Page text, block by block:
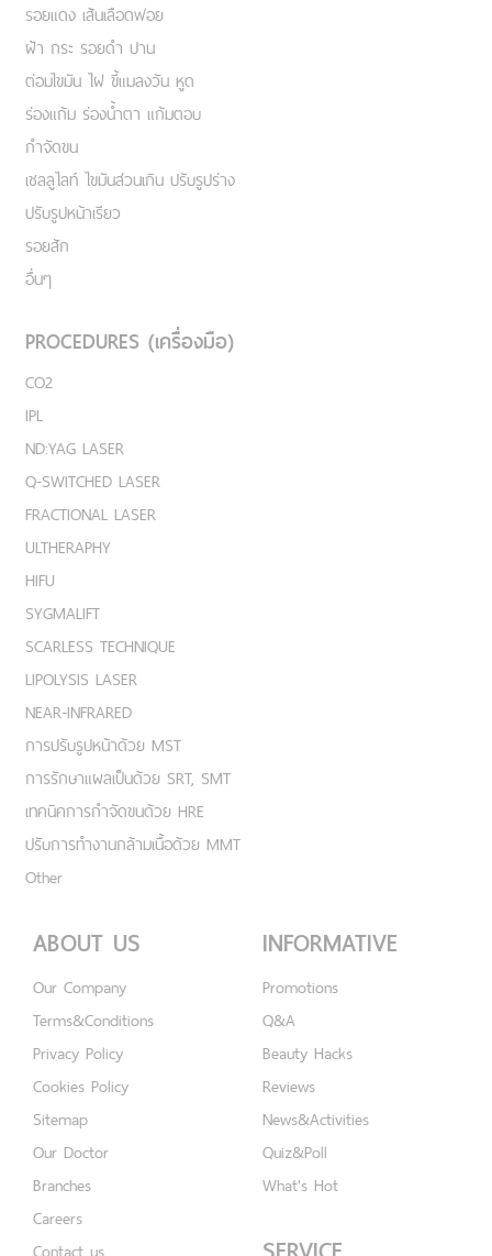
รอยแดง เส้นเลือดฟอย
ฝ้า กระ รอยดำ ปาน
ต่อมไขมัน ไฝ ขี้แมลงวัน หูด
ร่องแก้ม ร่องน้ำตา แก้มตอบ
กำจัดขน
เชลลูไลท์ ไขมันส่วนเกิน ปรับรูปร่าง
ปรับรูปหน้าเรียว
รอยสัก
อื่นๆ
PROCEDURES (เครื่องมือ)
CO2
IPL
ND:YAG LASER
Q-SWITCHED LASER
FRACTIONAL LASER
ULTHERAPHY
HIFU
SYGMALIFT
SCARLESS TECHNIQUE
LIPOLYSIS LASER
NEAR-INFRARED
การปรับรูปหน้าด้วย MST
การรักษาแผลเป็นด้วย SRT, SMT
เทคนิคการกำจัดขนด้วย HRE
ปรับการทำงานกล้ามเนื้อด้วย MMT
Other
ABOUT US
Our Company
Terms&Conditions
Privacy Policy
Cookies Policy
Sitemap
Our Doctor
Branches
Careers
INFORMATIVE
Promotions
Q&A
Beauty Hacks
Reviews
News&Activities
Quiz&Poll
What's Hot